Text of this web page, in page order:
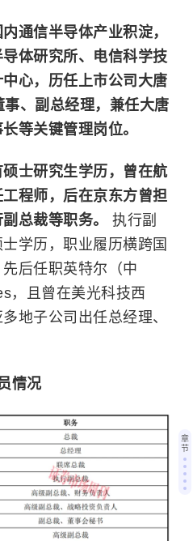
通信半导体产业积淀，
体研究所、电信科学技
心，历任上市公司大唐
、副总经理，兼任大唐
等关键管理岗位。
士研究生学历，曾在航
程师，后在京东方曾担
总裁等职务。
执行副
学历，职业履历横跨国
后任职英特尔（中
，且曾在美光科技西
地子公司出任总经理、
情况
章
节